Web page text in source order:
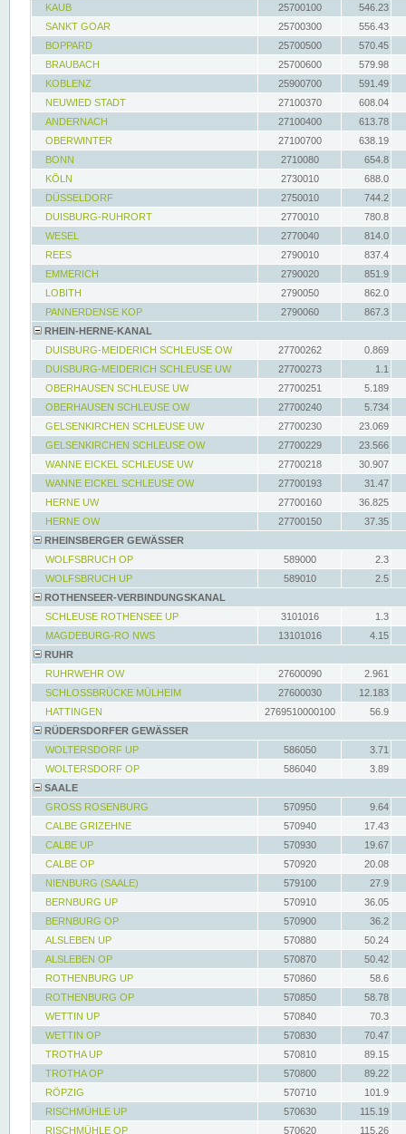
KAUB
25700100
546.23
SANKT GOAR
25700300
556.43
BOPPARD
25700500
570.45
BRAUBACH
25700600
579.98
KOBLENZ
25900700
591.49
NEUWIED STADT
27100370
608.04
ANDERNACH
27100400
613.78
OBERWINTER
27100700
638.19
BONN
2710080
654.8
KÖLN
2730010
688.0
DÜSSELDORF
2750010
744.2
DUISBURG-RUHRORT
2770010
780.8
WESEL
2770040
814.0
REES
2790010
837.4
EMMERICH
2790020
851.9
LOBITH
2790050
862.0
PANNERDENSE KOP
2790060
867.3
RHEIN-HERNE-KANAL
DUISBURG-MEIDERICH SCHLEUSE OW
27700262
0.869
DUISBURG-MEIDERICH SCHLEUSE UW
27700273
1.1
OBERHAUSEN SCHLEUSE UW
27700251
5.189
OBERHAUSEN SCHLEUSE OW
27700240
5.734
GELSENKIRCHEN SCHLEUSE UW
27700230
23.069
GELSENKIRCHEN SCHLEUSE OW
27700229
23.566
WANNE EICKEL SCHLEUSE UW
27700218
30.907
WANNE EICKEL SCHLEUSE OW
27700193
31.47
HERNE UW
27700160
36.825
HERNE OW
27700150
37.35
RHEINSBERGER GEWÄSSER
WOLFSBRUCH OP
589000
2.3
WOLFSBRUCH UP
589010
2.5
ROTHENSEER-VERBINDUNGSKANAL
SCHLEUSE ROTHENSEE UP
3101016
1.3
MAGDEBURG-RO NWS
13101016
4.15
RUHR
RUHRWEHR OW
27600090
2.961
SCHLOSSBRÜCKE MÜLHEIM
27600030
12.183
HATTINGEN
2769510000100
56.9
RÜDERSDORFER GEWÄSSER
WOLTERSDORF UP
586050
3.71
WOLTERSDORF OP
586040
3.89
SAALE
GROSS ROSENBURG
570950
9.64
CALBE GRIZEHNE
570940
17.43
CALBE UP
570930
19.67
CALBE OP
570920
20.08
NIENBURG (SAALE)
579100
27.9
BERNBURG UP
570910
36.05
BERNBURG OP
570900
36.2
ALSLEBEN UP
570880
50.24
ALSLEBEN OP
570870
50.42
ROTHENBURG UP
570860
58.6
ROTHENBURG OP
570850
58.78
WETTIN UP
570840
70.3
WETTIN OP
570830
70.47
TROTHA UP
570810
89.15
TROTHA OP
570800
89.22
RÖPZIG
570710
101.9
RISCHMÜHLE UP
570630
115.19
RISCHMÜHLE OP
570620 115.26